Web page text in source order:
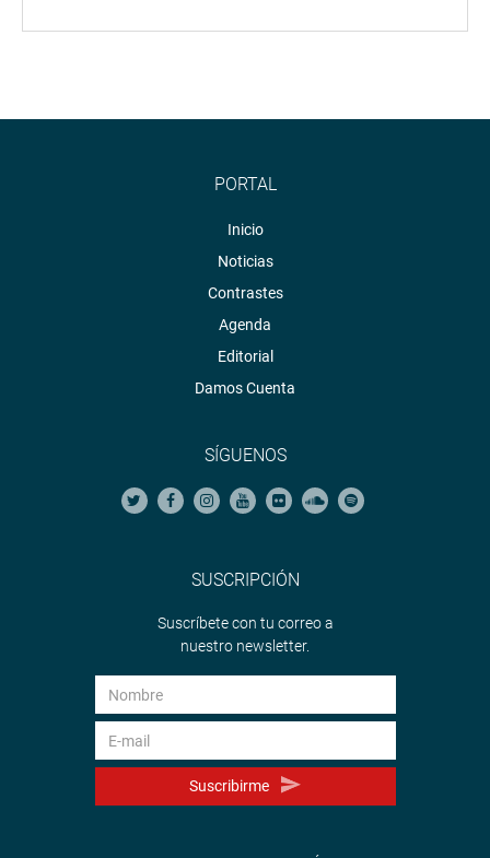
PORTAL
Inicio
Noticias
Contrastes
Agenda
Editorial
Damos Cuenta
SÍGUENOS
SUSCRIPCIÓN
Suscríbete con tu correo a
nuestro newsletter.
Suscribirme